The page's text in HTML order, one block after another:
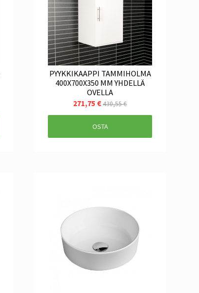
PYYKKIKAAPPI TAMMIHOLMA
400X700X350 MM YHDELLÄ
OVELLA
271,75 €430,55 €
OSTA